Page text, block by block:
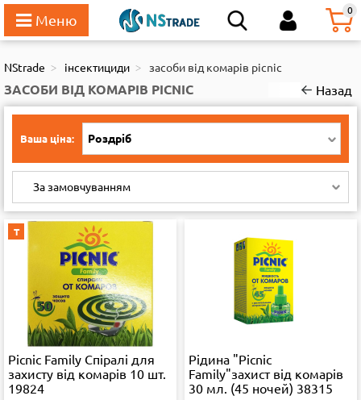
0
111
NStrade інсектициди засоби від комарів picnic
ЗАСОБИ ВІД КОМАРІВ PICNIC Назад
Ваша ціна: Роздріб
За замовчуванням
Т
Picnic Family Спіралі для
захисту від комарів 10 шт.
19824
Рідина "Picnic
Family"захист від комарів
30 мл. (45 ночей) 38315